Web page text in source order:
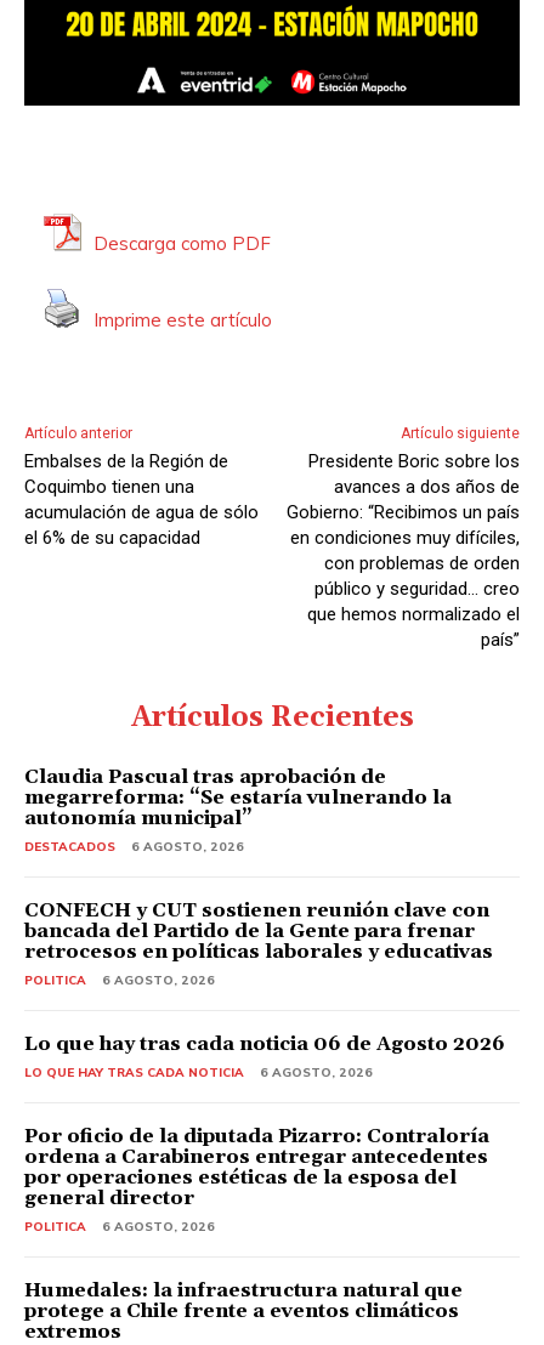
Descarga como PDF
Imprime este artículo
Artículo anterior
Embalses de la Región de
Coquimbo tienen una
acumulación de agua de sólo
el 6% de su capacidad
Artículo siguiente
Presidente Boric sobre los
avances a dos años de
Gobierno: “Recibimos un país
en condiciones muy difíciles,
con problemas de orden
público y seguridad… creo
que hemos normalizado el
país”
Artículos Recientes
Claudia Pascual tras aprobación de
megarreforma: “Se estaría vulnerando la
autonomía municipal”
DESTACADOS 6 AGOSTO, 2026
CONFECH y CUT sostienen reunión clave con
bancada del Partido de la Gente para frenar
retrocesos en políticas laborales y educativas
POLITICA 6 AGOSTO, 2026
Lo que hay tras cada noticia 06 de Agosto 2026
LO QUE HAY TRAS CADA NOTICIA 6 AGOSTO, 2026
Por oficio de la diputada Pizarro: Contraloría
ordena a Carabineros entregar antecedentes
por operaciones estéticas de la esposa del
general director
POLITICA 6 AGOSTO, 2026
Humedales: la infraestructura natural que
protege a Chile frente a eventos climáticos
extremos